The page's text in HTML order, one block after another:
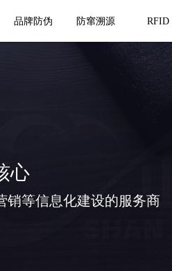
品牌防伪 防窜溯源 RFID
心
销等信息化建设的服务商